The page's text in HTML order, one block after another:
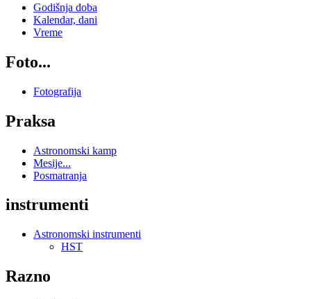
Godišnja doba
Kalendar, dani
Vreme
Foto...
Fotografija
Praksa
Astronomski kamp
Mesije...
Posmatranja
instrumenti
Astronomski instrumenti
HST
Razno